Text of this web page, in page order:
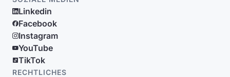
Linkedin
Facebook
Instagram
YouTube
TikTok
RECHTLICHES